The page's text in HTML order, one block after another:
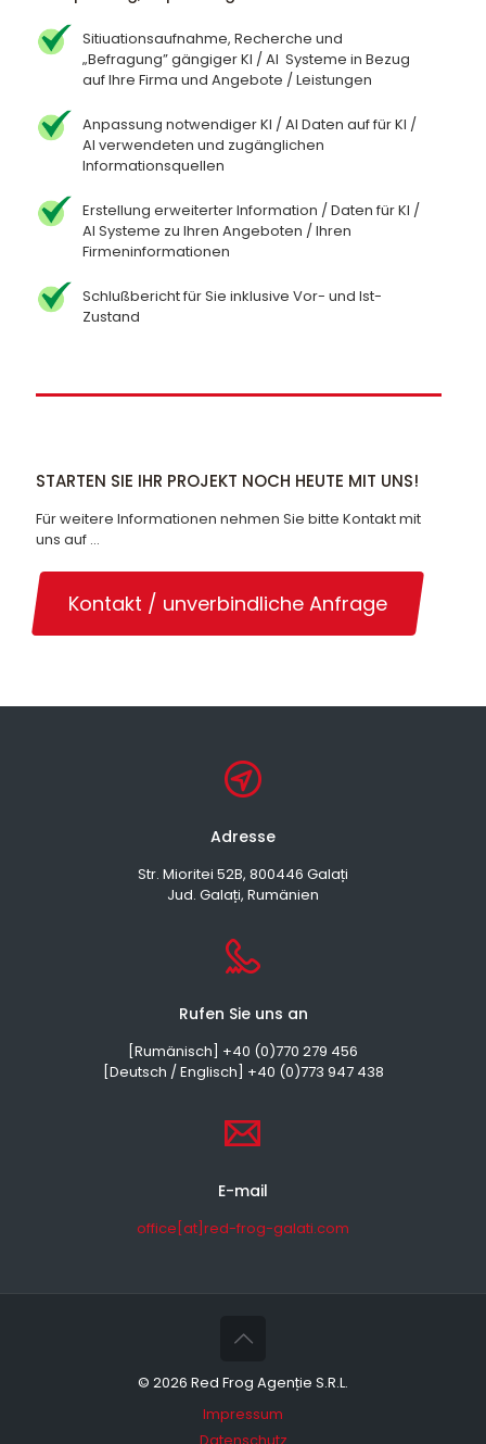
Sitiuationsaufnahme, Recherche und
„Befragung” gängiger KI / AI Systeme in Bezug
auf Ihre Firma und Angebote / Leistungen
Anpassung notwendiger KI / AI Daten auf für KI /
AI verwendeten und zugänglichen
Informationsquellen
Erstellung erweiterter Information / Daten für KI /
AI Systeme zu Ihren Angeboten / Ihren
Firmeninformationen
Schlußbericht für Sie inklusive Vor- und Ist-
Zustand
STARTEN SIE IHR PROJEKT NOCH HEUTE MIT UNS!
Für weitere Informationen nehmen Sie bitte Kontakt mit
uns auf …
Kontakt / unverbindliche Anfrage
Adresse
Str. Mioritei 52B, 800446 Galați
Jud. Galați, Rumänien
Rufen Sie uns an
[Rumänisch] +40 (0)770 279 456
[Deutsch / Englisch] +40 (0)773 947 438
E-mail
office[at]red-frog-galati.com
© 2026 Red Frog Agenție S.R.L.
Impressum